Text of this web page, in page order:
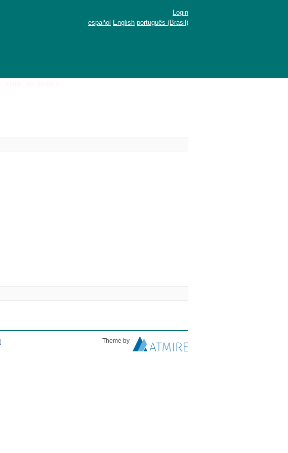
Login
español English português (Brasil)
Theme by